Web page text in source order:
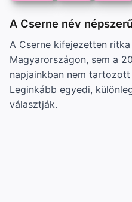
A Cserne név
A Cserne kifejezetten
Magyarországon, sem a
napjainkban nem
Leginkább egyedi,
választják.